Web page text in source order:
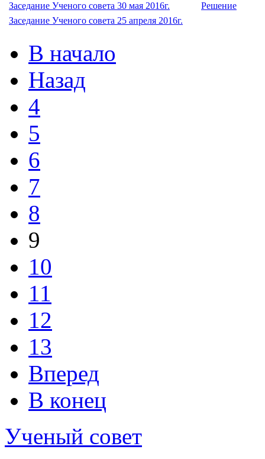
Заседание Ученого совета 30 мая 2016г.
Решение
Заседание Ученого совета 25 апреля 2016г.
В начало
Назад
4
5
6
7
8
9
10
11
12
13
Вперед
В конец
Ученый совет